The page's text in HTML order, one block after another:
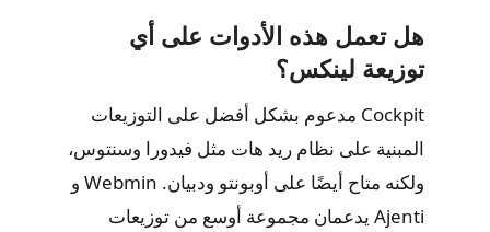
هل تعمل هذه الأدوات على أي
توزيعة لينكس؟
Cockpit مدعوم بشكل أفضل على التوزيعات
المبنية على نظام ريد هات مثل فيدورا وسنتوس،
ولكنه متاح أيضًا على أوبونتو ودبيان. Webmin و
Ajenti يدعمان مجموعة أوسع من توزيعات